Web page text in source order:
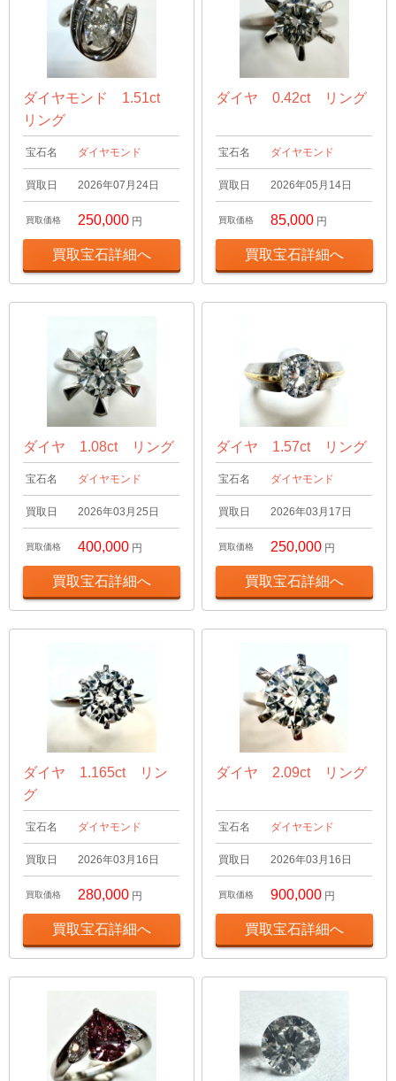
ダイヤモンド 1.51ct
リング
宝石名 ダイヤモンド
買取日 2026年07月24日
買取価格 250,000 円
買取宝石詳細へ
ダイヤ 0.42ct リング
宝石名 ダイヤモンド
買取日 2026年05月14日
買取価格 85,000 円
買取宝石詳細へ
ダイヤ 1.08ct リング
宝石名 ダイヤモンド
買取日 2026年03月25日
買取価格 400,000 円
買取宝石詳細へ
ダイヤ 1.57ct リング
宝石名 ダイヤモンド
買取日 2026年03月17日
買取価格 250,000 円
買取宝石詳細へ
ダイヤ 1.165ct リン
グ
宝石名 ダイヤモンド
買取日 2026年03月16日
買取価格 280,000 円
買取宝石詳細へ
ダイヤ 2.09ct リング
宝石名 ダイヤモンド
買取日 2026年03月16日
買取価格 900,000 円
買取宝石詳細へ